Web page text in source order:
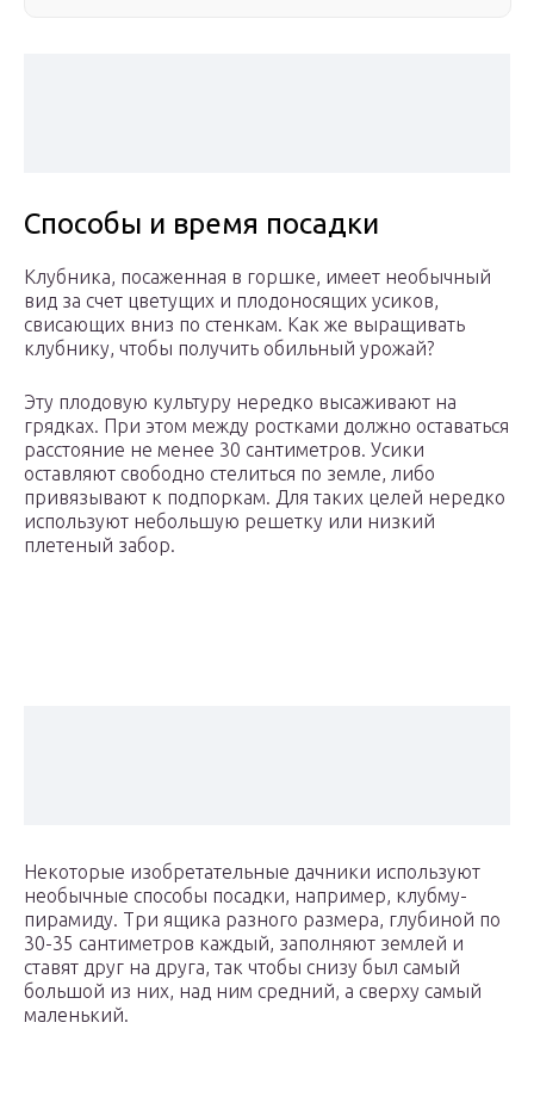
Способы и время посадки
Клубника, посаженная в горшке, имеет необычный
вид за счет цветущих и плодоносящих усиков,
свисающих вниз по стенкам. Как же выращивать
клубнику, чтобы получить обильный урожай?
Эту плодовую культуру нередко высаживают на
грядках. При этом между ростками должно оставаться
расстояние не менее 30 сантиметров. Усики
оставляют свободно стелиться по земле, либо
привязывают к подпоркам. Для таких целей нередко
используют небольшую решетку или низкий
плетеный забор.
Некоторые изобретательные дачники используют
необычные способы посадки, например, клубму-
пирамиду. Три ящика разного размера, глубиной по
30-35 сантиметров каждый, заполняют землей и
ставят друг на друга, так чтобы снизу был самый
большой из них, над ним средний, а сверху самый
маленький.